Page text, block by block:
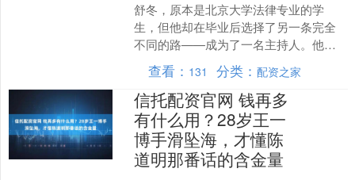
舒冬，原本是北京大学法律专业的学
生，但他却在毕业后选择了另一条完全
不同的路——成为了一名主持人。他的
天赋和努力让他在主持界取得了显著的
成就，并一度被誉为倪萍的接....
查看： 131 分类：配资之家
信托配资官网 钱再多
有什么用？28岁王一
博手滑坠海，才懂陈
道明那番话的含金量